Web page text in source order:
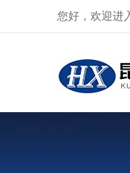
您好，欢迎进